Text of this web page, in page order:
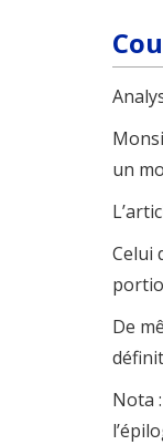
un
Celui
De
Nota